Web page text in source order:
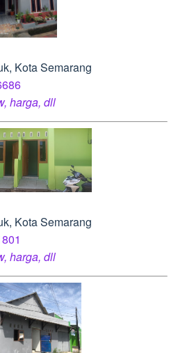
Kota Semarang
harga, dll
Kota Semarang
harga, dll